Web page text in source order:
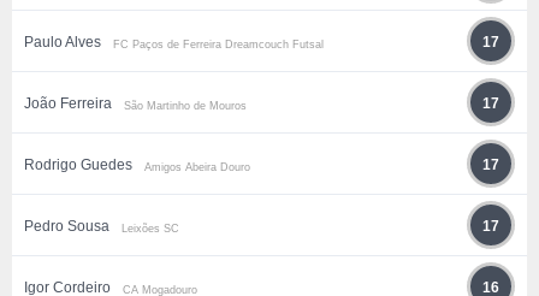
Paulo Alves FC Paços de Ferreira Dreamcouch Futsal 17
João Ferreira São Martinho de Mouros 17
Rodrigo Guedes Amigos Abeira Douro 17
Pedro Sousa Leixões SC 17
Igor Cordeiro CA Mogadouro 16